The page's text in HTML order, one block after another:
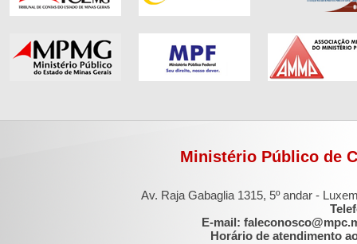
Ministério Público de
Av. Raja Gabaglia 1315, 5º andar -
E-mail:
Horário de atendimento